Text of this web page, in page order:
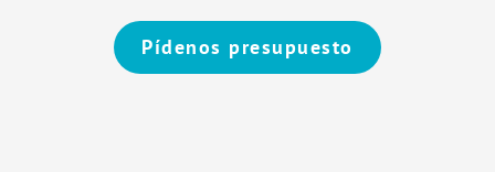
Pídenos presupuesto